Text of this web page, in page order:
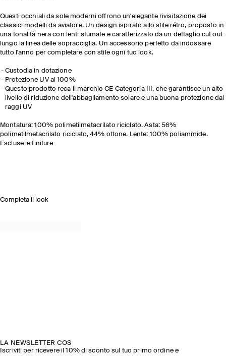
Questi occhiali da sole moderni offrono un'elegante rivisitazione dei
classici modelli da aviatore. Un design ispirato allo stile rétro, proposto in
una tonalità nera con lenti sfumate e caratterizzato da un dettaglio cut out
lungo la linea delle sopracciglia. Un accessorio perfetto da indossare
tutto l'anno per completare con stile ogni tuo look.
Custodia in dotazione
Protezione UV al 100%
Questo prodotto reca il marchio CE Categoria III, che garantisce un alto
livello di riduzione dell'abbagliamento solare e una buona protezione dai
raggi UV
Montatura: 100% polimetilmetacrilato riciclato. Asta: 56%
polimetilmetacrilato riciclato, 44% ottone. Lente: 100% poliammide.
Escluse le finiture
Completa il look
LA NEWSLETTER COS
Iscriviti per ricevere il 10% di sconto sul tuo primo ordine e